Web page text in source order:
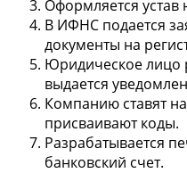
Оформляется
В ИФНС подается
документы на
Юридическое лицо
выдается
Компанию ставят
присваивают коды.
Разрабатывается
банковский счет.